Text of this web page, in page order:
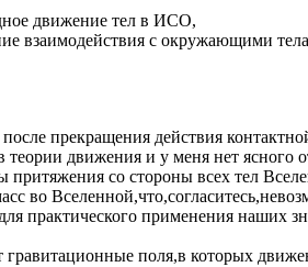
движение тел в ИСО,
взаимодействия с окружающими
прекращения действия
движения и у меня нет
со стороны всех тел
во
практического применения
поля,в которых